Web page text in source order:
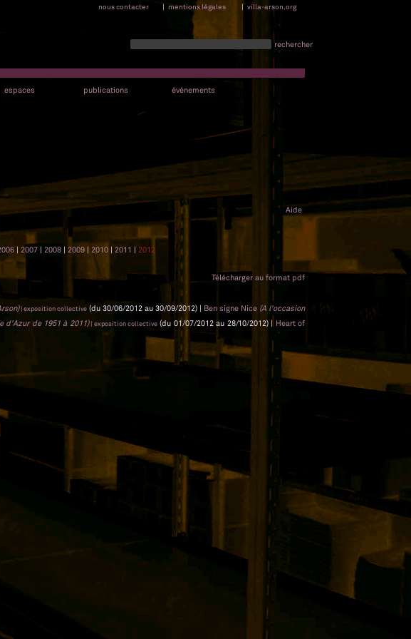
nous contacter | mentions légales | villa-arson.org
rechercher
espaces publications événements
Aide
| 2007 | 2008 | 2009 | 2010 | 2011 | 2012
Télécharger au format pdf
| exposition collective (du 30/06/2012 au 30/09/2012) | Ben signe Nice (A l'occasion
d'Azur de 1951 à 2011)| exposition collective (du 01/07/2012 au 28/10/2012) | Heart of